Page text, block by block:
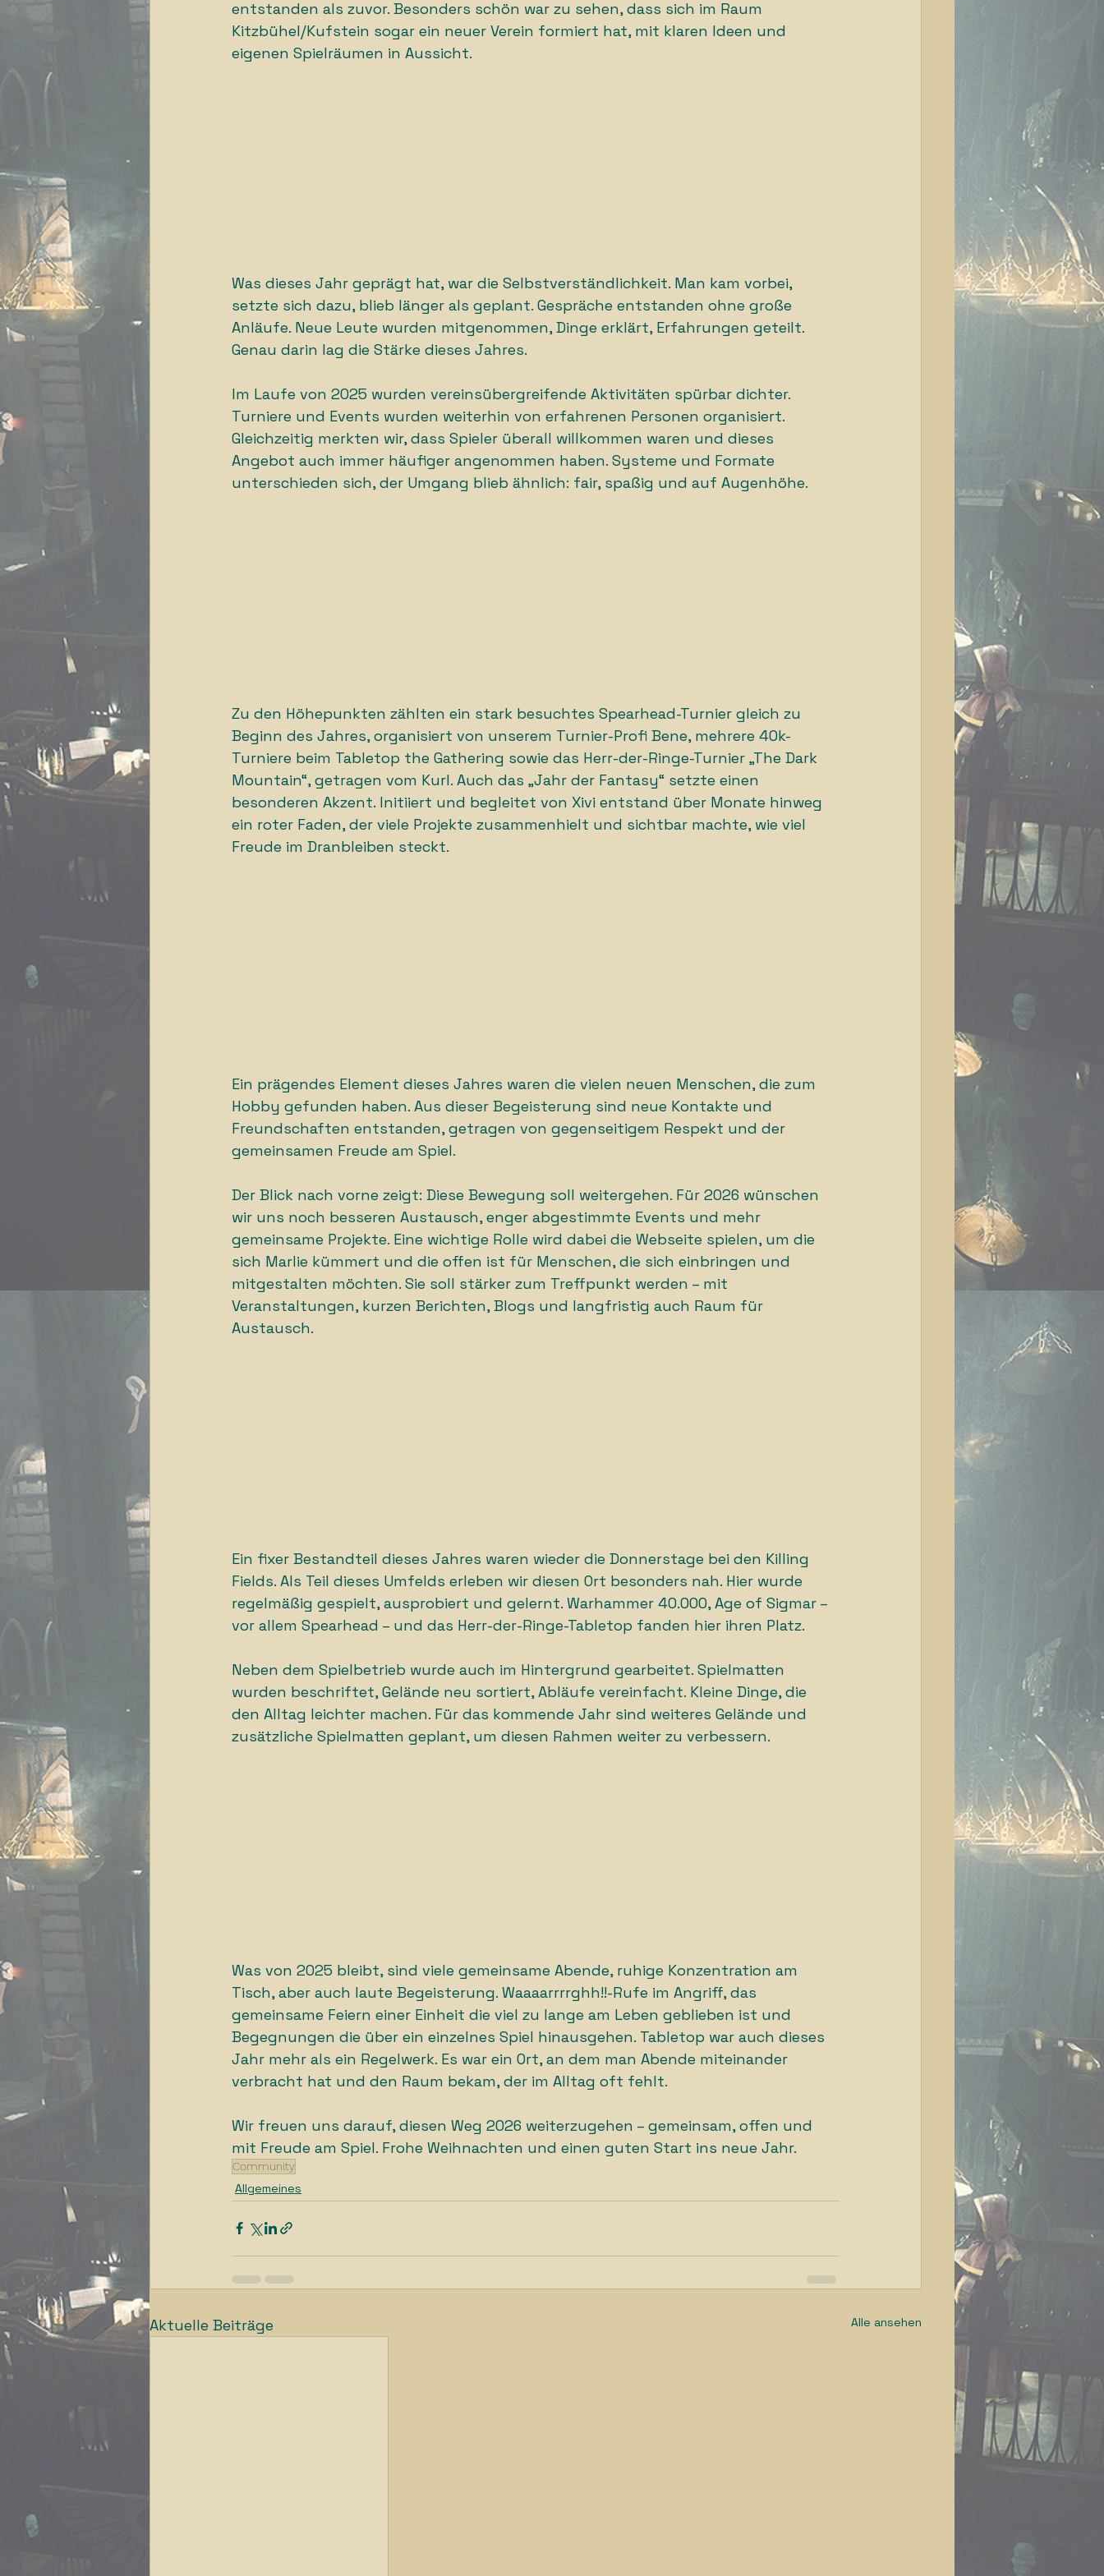
entstanden als zuvor. Besonders schön war zu sehen, dass sich im Raum
Kitzbühel/Kufstein sogar ein neuer Verein formiert hat, mit klaren Ideen und
eigenen Spielräumen in Aussicht.
Was dieses Jahr geprägt hat, war die Selbstverständlichkeit. Man kam vorbei,
setzte sich dazu, blieb länger als geplant. Gespräche entstanden ohne große
Anläufe. Neue Leute wurden mitgenommen, Dinge erklärt, Erfahrungen geteilt.
Genau darin lag die Stärke dieses Jahres.
Im Laufe von 2025 wurden vereinsübergreifende Aktivitäten spürbar dichter.
Turniere und Events wurden weiterhin von erfahrenen Personen organisiert.
Gleichzeitig merkten wir, dass Spieler überall willkommen waren und dieses
Angebot auch immer häufiger angenommen haben. Systeme und Formate
unterschieden sich, der Umgang blieb ähnlich: fair, spaßig und auf Augenhöhe.
Zu den Höhepunkten zählten ein stark besuchtes Spearhead-Turnier gleich zu
Beginn des Jahres, organisiert von unserem Turnier-Profi Bene, mehrere 40k-
Turniere beim Tabletop the Gathering sowie das Herr-der-Ringe-Turnier „The Dark
Mountain“, getragen vom Kurl. Auch das „Jahr der Fantasy“ setzte einen
besonderen Akzent. Initiiert und begleitet von Xivi entstand über Monate hinweg
ein roter Faden, der viele Projekte zusammenhielt und sichtbar machte, wie viel
Freude im Dranbleiben steckt.
Ein prägendes Element dieses Jahres waren die vielen neuen Menschen, die zum
Hobby gefunden haben. Aus dieser Begeisterung sind neue Kontakte und
Freundschaften entstanden, getragen von gegenseitigem Respekt und der
gemeinsamen Freude am Spiel.
Der Blick nach vorne zeigt: Diese Bewegung soll weitergehen. Für 2026 wünschen
wir uns noch besseren Austausch, enger abgestimmte Events und mehr
gemeinsame Projekte. Eine wichtige Rolle wird dabei die Webseite spielen, um die
sich Marlie kümmert und die offen ist für Menschen, die sich einbringen und
mitgestalten möchten. Sie soll stärker zum Treffpunkt werden – mit
Veranstaltungen, kurzen Berichten, Blogs und langfristig auch Raum für
Austausch.
Ein fixer Bestandteil dieses Jahres waren wieder die Donnerstage bei den Killing
Fields. Als Teil dieses Umfelds erleben wir diesen Ort besonders nah. Hier wurde
regelmäßig gespielt, ausprobiert und gelernt. Warhammer 40.000, Age of Sigmar –
vor allem Spearhead – und das Herr-der-Ringe-Tabletop fanden hier ihren Platz.
Neben dem Spielbetrieb wurde auch im Hintergrund gearbeitet. Spielmatten
wurden beschriftet, Gelände neu sortiert, Abläufe vereinfacht. Kleine Dinge, die
den Alltag leichter machen. Für das kommende Jahr sind weiteres Gelände und
zusätzliche Spielmatten geplant, um diesen Rahmen weiter zu verbessern.
Was von 2025 bleibt, sind viele gemeinsame Abende, ruhige Konzentration am
Tisch, aber auch laute Begeisterung. Waaaarrrrghh!!-Rufe im Angriff, das
gemeinsame Feiern einer Einheit die viel zu lange am Leben geblieben ist und
Begegnungen die über ein einzelnes Spiel hinausgehen. Tabletop war auch dieses
Jahr mehr als ein Regelwerk. Es war ein Ort, an dem man Abende miteinander
verbracht hat und den Raum bekam, der im Alltag oft fehlt.
Wir freuen uns darauf, diesen Weg 2026 weiterzugehen – gemeinsam, offen und
mit Freude am Spiel. Frohe Weihnachten und einen guten Start ins neue Jahr.
Community
Allgemeines
Aktuelle Beiträge Alle ansehen